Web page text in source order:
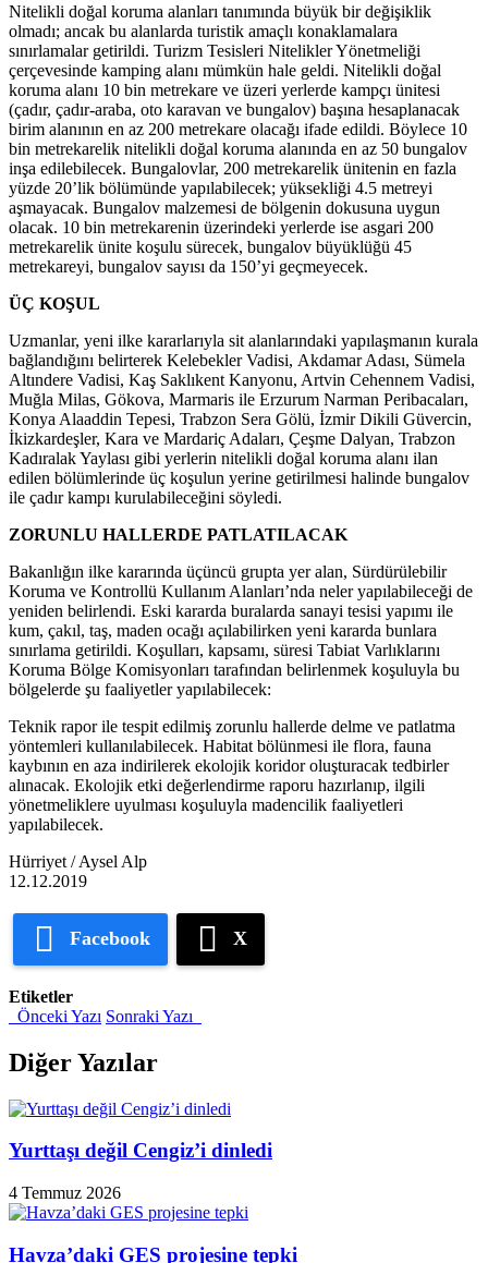
Nitelikli doğal koruma alanları tanımında büyük bir değişiklik
olmadı; ancak bu alanlarda turistik amaçlı konaklamalara
sınırlamalar getirildi. Turizm Tesisleri Nitelikler Yönetmeliği
çerçevesinde kamping alanı mümkün hale geldi. Nitelikli doğal
koruma alanı 10 bin metrekare ve üzeri yerlerde kampçı ünitesi
(çadır, çadır-araba, oto karavan ve bungalov) başına hesaplanacak
birim alanının en az 200 metrekare olacağı ifade edildi. Böylece 10
bin metrekarelik nitelikli doğal koruma alanında en az 50 bungalov
inşa edilebilecek. Bungalovlar, 200 metrekarelik ünitenin en fazla
yüzde 20’lik bölümünde yapılabilecek; yüksekliği 4.5 metreyi
aşmayacak. Bungalov malzemesi de bölgenin dokusuna uygun
olacak. 10 bin metrekarenin üzerindeki yerlerde ise asgari 200
metrekarelik ünite koşulu sürecek, bungalov büyüklüğü 45
metrekareyi, bungalov sayısı da 150’yi geçmeyecek.
ÜÇ KOŞUL
Uzmanlar, yeni ilke kararlarıyla sit alanlarındaki yapılaşmanın kurala
bağlandığını belirterek Kelebekler Vadisi, Akdamar Adası, Sümela
Altındere Vadisi, Kaş Saklıkent Kanyonu, Artvin Cehennem Vadisi,
Muğla Milas, Gökova, Marmaris ile Erzurum Narman Peribacaları,
Konya Alaaddin Tepesi, Trabzon Sera Gölü, İzmir Dikili Güvercin,
İkizkardeşler, Kara ve Mardariç Adaları, Çeşme Dalyan, Trabzon
Kadıralak Yaylası gibi yerlerin nitelikli doğal koruma alanı ilan
edilen bölümlerinde üç koşulun yerine getirilmesi halinde bungalov
ile çadır kampı kurulabileceğini söyledi.
ZORUNLU HALLERDE PATLATILACAK
Bakanlığın ilke kararında üçüncü grupta yer alan, Sürdürülebilir
Koruma ve Kontrollü Kullanım Alanları’nda neler yapılabileceği de
yeniden belirlendi. Eski kararda buralarda sanayi tesisi yapımı ile
kum, çakıl, taş, maden ocağı açılabilirken yeni kararda bunlara
sınırlama getirildi. Koşulları, kapsamı, süresi Tabiat Varlıklarını
Koruma Bölge Komisyonları tarafından belirlenmek koşuluyla bu
bölgelerde şu faaliyetler yapılabilecek:
Teknik rapor ile tespit edilmiş zorunlu hallerde delme ve patlatma
yöntemleri kullanılabilecek. Habitat bölünmesi ile flora, fauna
kaybının en aza indirilerek ekolojik koridor oluşturacak tedbirler
alınacak. Ekolojik etki değerlendirme raporu hazırlanıp, ilgili
yönetmeliklere uyulması koşuluyla madencilik faaliyetleri
yapılabilecek.
Hürriyet / Aysel Alp
12.12.2019
Facebook X
Etiketler
Önceki Yazı Sonraki Yazı
Diğer Yazılar
Yurttaşı değil Cengiz’i dinledi
4 Temmuz 2026
Havza’daki GES projesine tepki